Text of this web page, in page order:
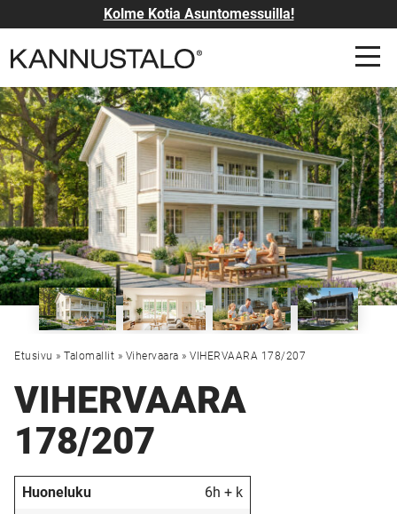
Kolme Kotia Asuntomessuilla!
Etusivu » Talomallit » Vihervaara » VIHERVAARA 178/207
VIHERVAARA
178/207
Huoneluku
6h + k